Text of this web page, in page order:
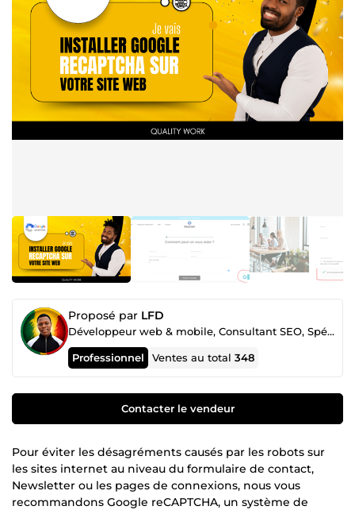
Proposé par LFD
Développeur web & mobile, Consultant SEO, Spécialiste Google ads et Merchant center
Professionnel Ventes au total348
Contacter le vendeur
Pour éviter les désagréments causés par les robots sur
les sites internet au niveau du formulaire de contact,
Newsletter ou les pages de connexions, nous vous
recommandons Google reCAPTCHA, un système de